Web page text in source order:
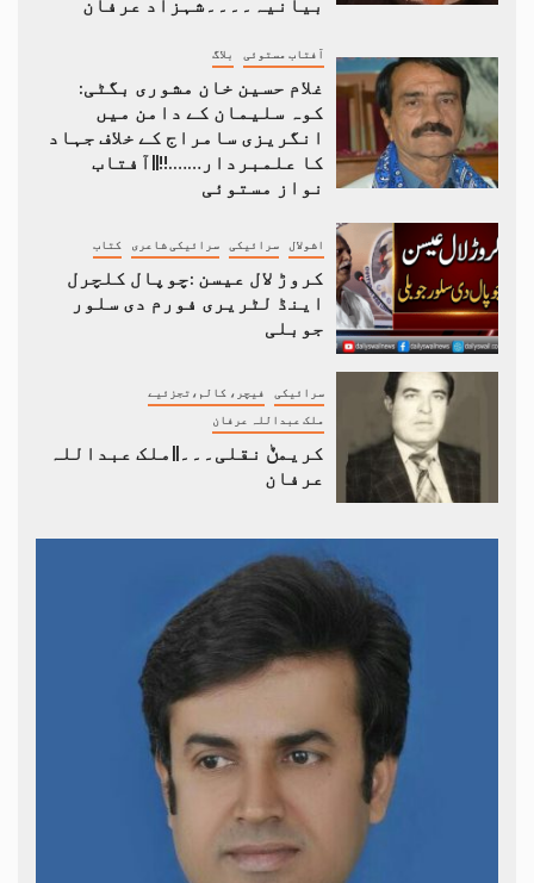
آفتاب مستوئی بلاگ
غلام حسین خان مشوری بگٹی:
کوہ سلیمان کے دامن میں
انگریزی سامراج کے خلاف جہاد
کا علمبردار…….!!||آفتاب
نواز مستوئی
اشولال سرائیکی سرائیکی شاعری کتاب
کروڑ لال عیسن :چوپال کلچرل
اینڈ لٹریری فورم دی سلور
جوبلی
سرائیکی فیچر، کالم،تجزئیے
ملک عبداللہ عرفان
کریمݨ نقلی۔۔۔||ملک عبداللہ
عرفان